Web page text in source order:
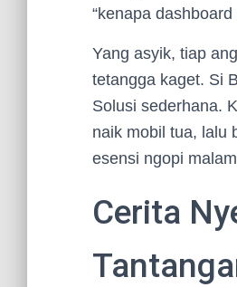
“kenapa
Yang asyik, tiap
tetangga kaget. Si
Solusi sederhana.
naik mobil tua, lalu
esensi ngopi
Cerita